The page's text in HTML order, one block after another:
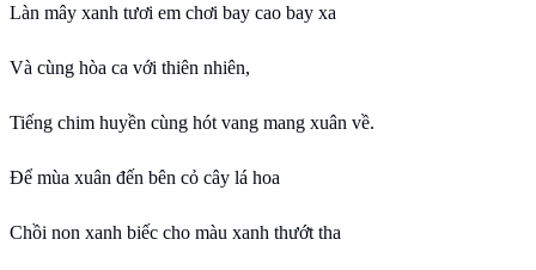
Làn mây xanh tươi em chơi bay cao bay xa
Và cùng hòa ca với thiên nhiên,
Tiếng chim huyền cùng hót vang mang xuân về.
Để mùa xuân đến bên cỏ cây lá hoa
Chồi non xanh biếc cho màu xanh thướt tha